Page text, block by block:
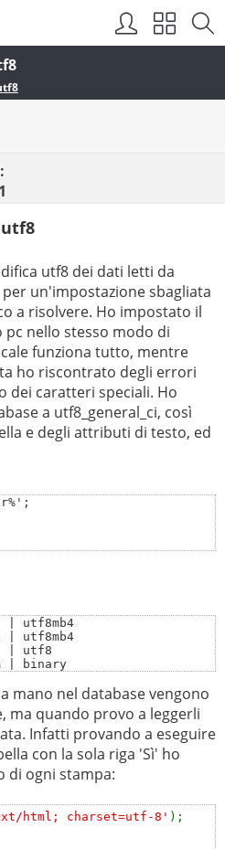
utf8
utf8 dei dati letti da
un'impostazione sbagliata
a risolvere. Ho impostato il
pc nello stesso modo di
funziona tutto, mentre
ho riscontrato degli errori
dei caratteri speciali. Ho
a utf8_general_ci, così
e degli attributi di testo, ed
utf8mb4
| utf8mb4
| utf8
| binary
| latin1
| utf8
/usr/share/mysql/charsets/
mano nel database vengono
ma quando provo a leggerli
Infatti provando a eseguire
con la sola riga 'Sì' ho
di ogni stampa:
html; charset=utf-8' );